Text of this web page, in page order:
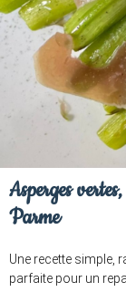
Asperges
Parme
Une recette simple,
parfaite pour un